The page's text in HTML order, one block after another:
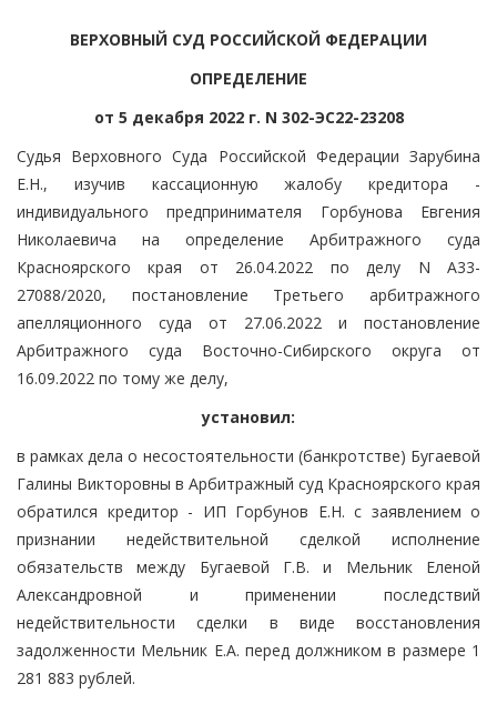
ВЕРХОВНЫЙ СУД РОССИЙСКОЙ ФЕДЕРАЦИИ
ОПРЕДЕЛЕНИЕ
от 5 декабря 2022 г. N 302-ЭС22-23208
Судья Верховного Суда Российской Федерации Зарубина
Е.Н., изучив кассационную жалобу кредитора -
индивидуального предпринимателя Горбунова Евгения
Николаевича на определение Арбитражного суда
Красноярского края от 26.04.2022 по делу N А33-
27088/2020, постановление Третьего арбитражного
апелляционного суда от 27.06.2022 и постановление
Арбитражного суда Восточно-Сибирского округа от
16.09.2022 по тому же делу,
установил:
в рамках дела о несостоятельности (банкротстве) Бугаевой
Галины Викторовны в Арбитражный суд Красноярского края
обратился кредитор - ИП Горбунов Е.Н. с заявлением о
признании недействительной сделкой исполнение
обязательств между Бугаевой Г.В. и Мельник Еленой
Александровной и применении последствий
недействительности сделки в виде восстановления
задолженности Мельник Е.А. перед должником в размере 1
281 883 рублей.